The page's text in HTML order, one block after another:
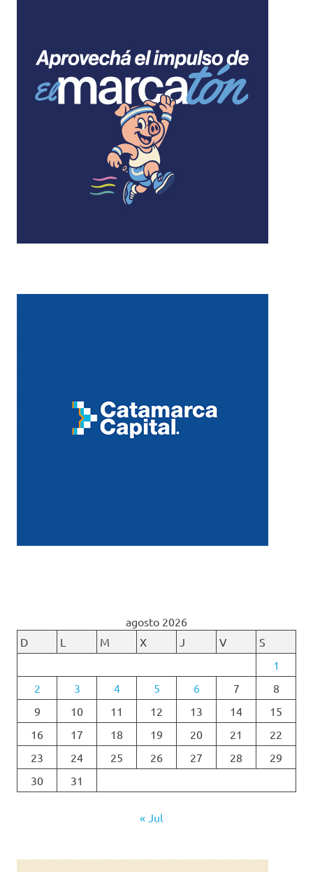
agosto 2026
D
L M X J V
S
1
2
3 4 5 6 7
8
9
10 11 12 13 14
15
16
17 18 19 20 21
22
23
24 25 26 27 28
29
30
31
« Jul